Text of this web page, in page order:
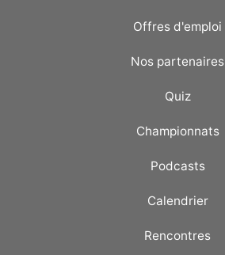
Offres d'emploi
Nos partenaires
Quiz
Championnats
Podcasts
Calendrier
Rencontres